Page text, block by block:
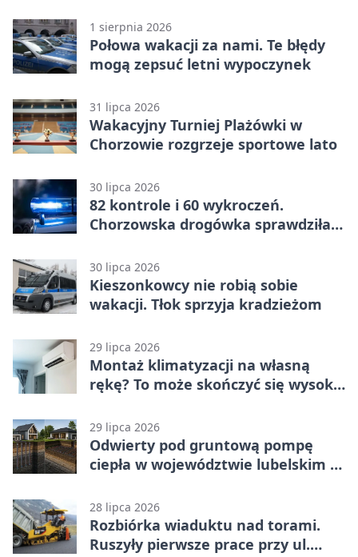
1 sierpnia 2026
Połowa wakacji za nami. Te błędy
mogą zepsuć letni wypoczynek
31 lipca 2026
Wakacyjny Turniej Plażówki w
Chorzowie rozgrzeje sportowe lato
30 lipca 2026
82 kontrole i 60 wykroczeń.
Chorzowska drogówka sprawdziła
30 lipca 2026
Kieszonkowcy nie robią sobie
wakacji. Tłok sprzyja kradzieżom
29 lipca 2026
Montaż klimatyzacji na własną
rękę? To może skończyć się wysoką
29 lipca 2026
Odwierty pod gruntową pompę
ciepła w województwie lubelskim -
28 lipca 2026
Rozbiórka wiaduktu nad torami.
Ruszyły pierwsze prace przy ul.